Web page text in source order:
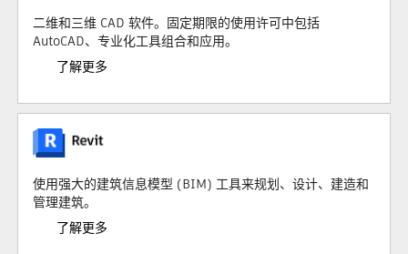
二维和三维 CAD 软件。固定期限的使用许可中包括
AutoCAD、专业化工具组合和应用。
了解更多
使用强大的建筑信息模型 (BIM) 工具来规划、设计、建造和
管理建筑。
了解更多